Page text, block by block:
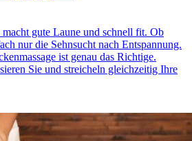
macht gute Laune und schnell fit. Ob
nur die Sehnsucht nach Entspannung.
ist genau das Richtige.
Sie und streicheln gleichzeitig Ihre